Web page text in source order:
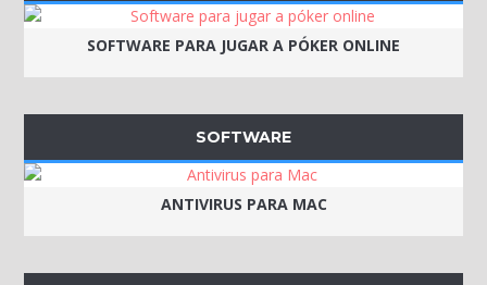
SOFTWARE PARA JUGAR A PÓKER ONLINE
SOFTWARE
ANTIVIRUS PARA MAC